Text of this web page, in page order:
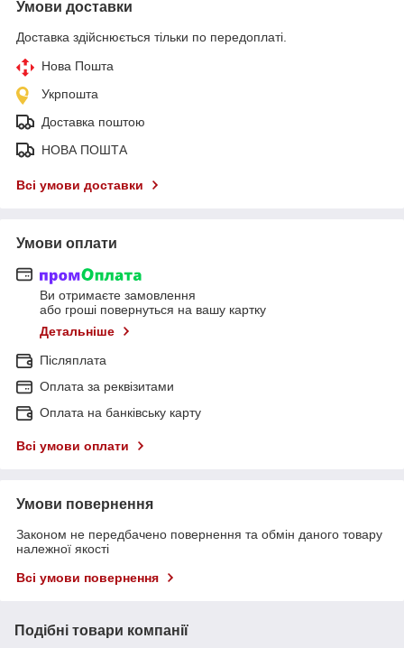
Умови доставки
Доставка здійснюється тільки по передоплаті.
Нова Пошта
Укрпошта
Доставка поштою
НОВА ПОШТА
Всі умови доставки
Умови оплати
Ви отримаєте замовлення
або гроші повернуться на вашу картку
Детальніше
Післяплата
Оплата за реквізитами
Оплата на банківську карту
Всі умови оплати
Умови повернення
Законом не передбачено повернення та обмін даного товару
належної якості
Всі умови повернення
Подібні товари компанії